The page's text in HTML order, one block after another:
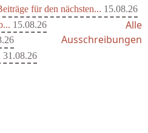
für den nächsten... 15.08.26
15.08.26
31.08.26
Alle
Ausschreibungen